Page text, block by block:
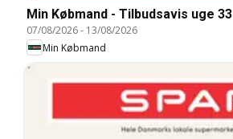
Min Købmand - Tilbudsavis uge 33
07/08/2026- 13/08/2026
Min Købmand